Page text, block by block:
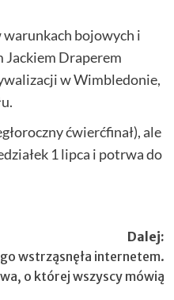
bojowych i
Jackiem Draperem
w Wimbledonie,
ćwierćfinał), ale
1 lipca i potrwa do
Dalej:
wstrząsnęła internetem.
o której wszyscy mówią